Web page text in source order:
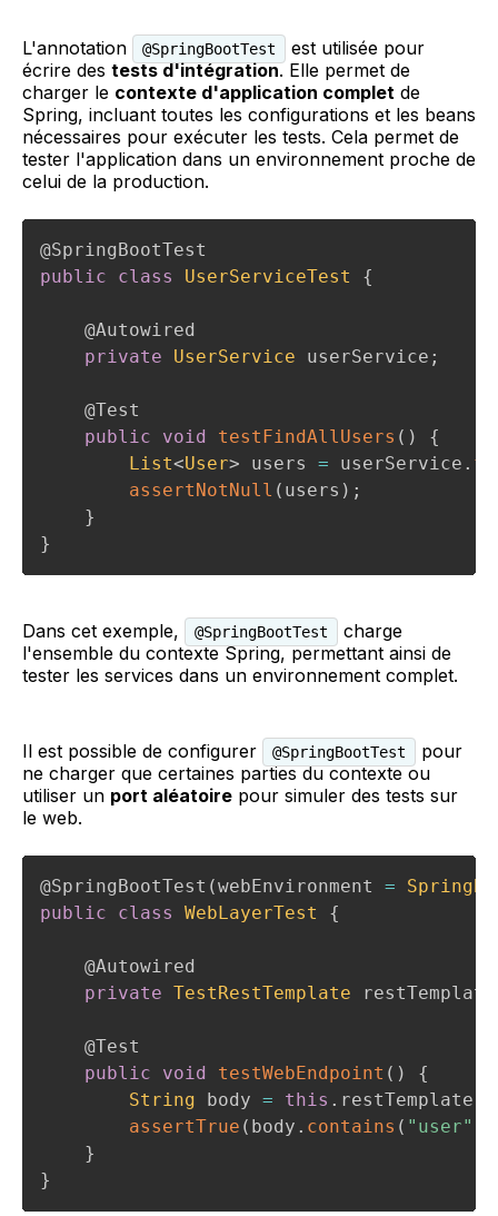
L'annotation @SpringBootTest
est utilisée pour
écrire des tests d'intégration. Elle permet de
charger le contexte d'application complet de
Spring, incluant toutes les configurations et les beans
nécessaires pour exécuter les tests. Cela permet de
tester l'application dans un environnement proche de
celui de la production.
@SpringBootTest
public
class UserServiceTest {
@Autowired
private
UserService userService ;
@Test
public
void testFindAllUsers ( )
{
List<User> users = userService .
assertNotNull ( users ) ;
}
}
Dans cet exemple, @SpringBootTest
charge
l'ensemble du contexte Spring, permettant ainsi de
tester les services dans un environnement complet.
Il est possible de configurer @SpringBootTest
pour
ne charger que certaines parties du contexte ou
utiliser un port aléatoire pour simuler des tests sur
le web.
@SpringBootTest (webEnvironment =
public
class WebLayerTest {
@Autowired
private TestRestTemplate restTemplate
@Test
public
void testWebEndpoint ( )
{
String body = this . restTemplate
assertTrue ( body . contains ( "user"
}
}